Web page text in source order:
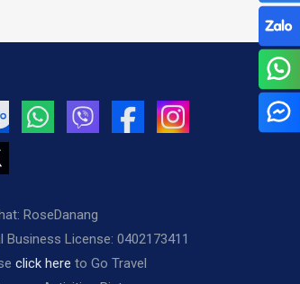
RoseDanang
Business License: 0402173411
click here to Go Travel